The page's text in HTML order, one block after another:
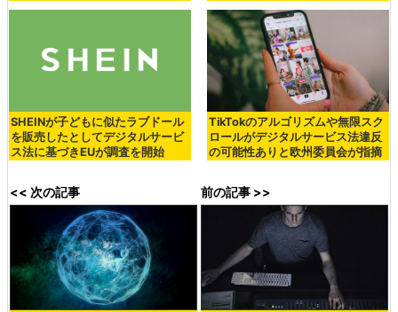
SHEINが子どもに似たラブドール
を販売したとしてデジタルサービ
ス法に基づきEUが調査を開始
TikTokのアルゴリズムや無限スク
ロールがデジタルサービス法違反
の可能性ありと欧州委員会が指摘
<< 次の記事 前の記事 >>